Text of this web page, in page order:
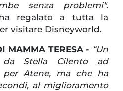
senza problemi".
regalato a tutta la
visitare Disneyworld.
MAMMA TERESA - “Un
Stella Cilento ad
per Atene, ma che ha
al miglioramento